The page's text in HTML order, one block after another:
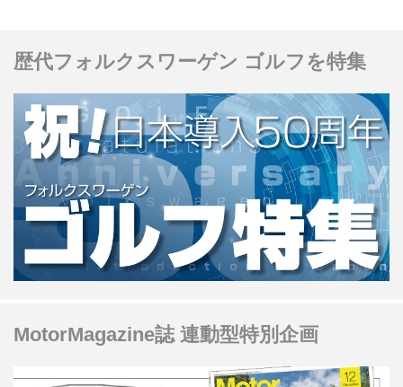
歴代フォルクスワーゲン ゴルフを特集
MotorMagazine誌 連動型特別企画